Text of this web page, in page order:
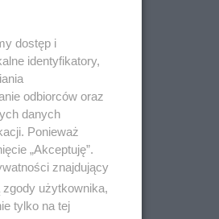
dostęp i
identyfikatory,
odbiorców oraz
danych
Ponieważ
„Akceptuję”.
znajdujący
użytkownika,
tylko na tej